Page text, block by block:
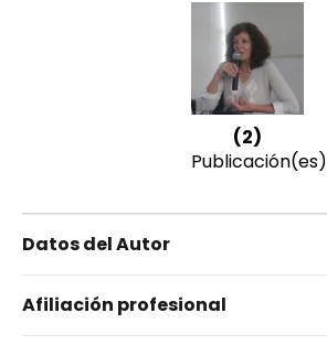
(2)
Publicación(es)
Datos del Autor
Rehaag, Irmgard
Afiliación profesional